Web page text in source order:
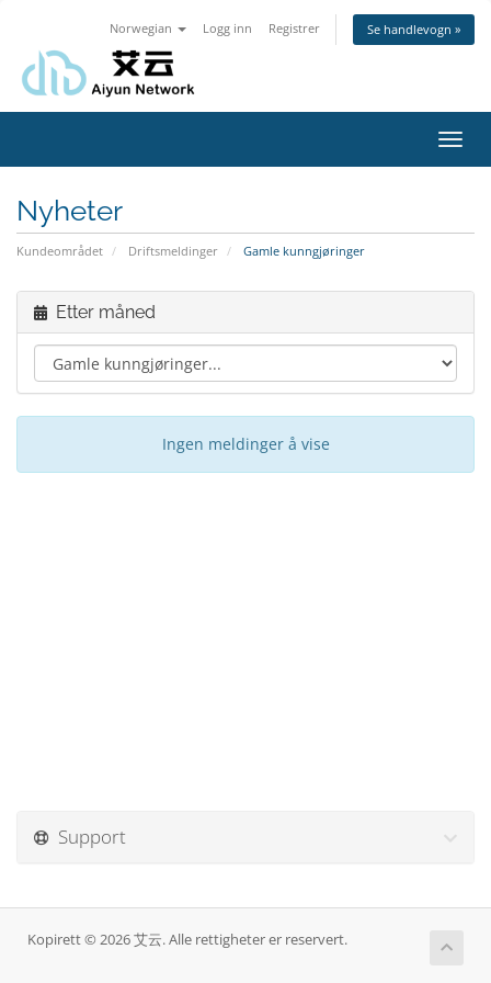
Norwegian Logg inn Registrer Se handlevogn »
Bytt
Nyheter
Kundeområdet Driftsmeldinger Gamle kunngjøringer
Etter måned
Ingen meldinger å vise
Support
Kopirett © 2026 艾云. Alle rettigheter er reservert.